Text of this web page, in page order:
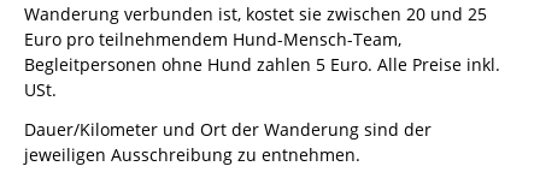
Wanderung verbunden ist, kostet sie zwischen 20 und 25
Euro pro teilnehmendem Hund-Mensch-Team,
Begleitpersonen ohne Hund zahlen 5 Euro. Alle Preise inkl.
USt.
Dauer/Kilometer und Ort der Wanderung sind der
jeweiligen Ausschreibung zu entnehmen.